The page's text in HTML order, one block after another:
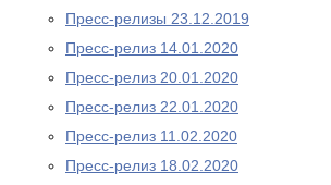
Пресс-релизы 23.12.2019
Пресс-релиз 14.01.2020
Пресс-релиз 20.01.2020
Пресс-релиз 22.01.2020
Пресс-релиз 11.02.2020
Пресс-релиз 18.02.2020